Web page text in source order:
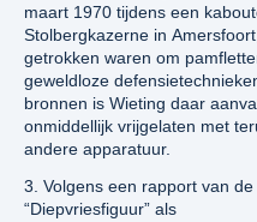
maart 1970 tijdens een
Stolbergkazerne in
getrokken waren om
geweldloze
bronnen is Wieting daar
onmiddellijk vrijgelaten met
andere apparatuur.
3. Volgens een rapport van
“Diepvriesfiguur” als